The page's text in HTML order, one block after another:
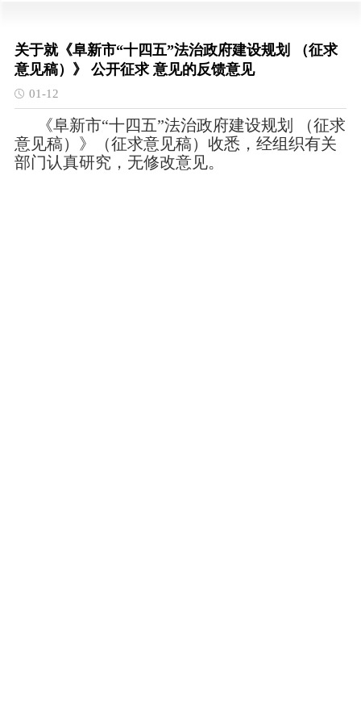
关于就《阜新市“十四五”法治政府建设规划 （征求
意见稿）》 公开征求 意见的反馈意见
01-12
《阜新市“十四五”法治政府建设规划 （征求
意见稿）》（征求意见稿）收悉，经组织有关
部门认真研究，无修改意见。